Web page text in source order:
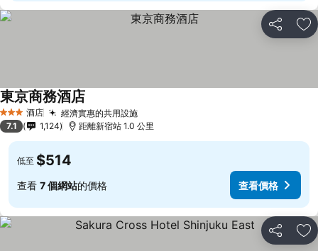
分享 放
3 星級 酒店 經濟實惠的共用設施
東京商務酒店
7.1 1,124 距離新宿站 1.0 公里
低至 $514
查看 7 個網站的價格 查看價格
分享 放